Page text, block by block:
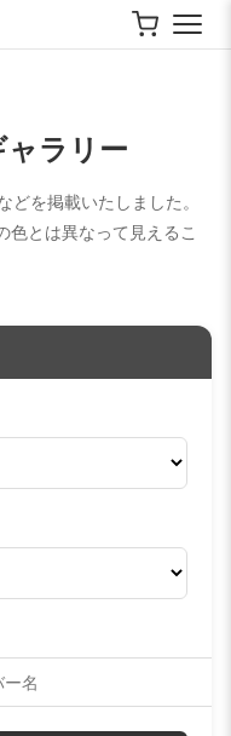
ラリー
を掲載いたしました。
とは異なって見えるこ